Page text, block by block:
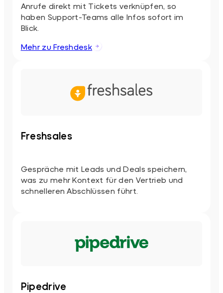
Anrufe direkt mit Tickets verknüpfen, so
haben Support-Teams alle Infos sofort im
Blick.
Mehr zu Freshdesk
Freshsales
Gespräche mit Leads und Deals speichern,
was zu mehr Kontext für den Vertrieb und
schnelleren Abschlüssen führt.
Pipedrive